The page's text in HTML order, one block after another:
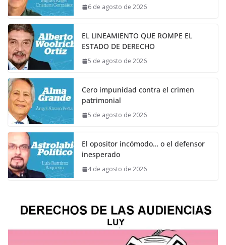
6 de agosto de 2026
EL LINEAMIENTO QUE ROMPE EL
ESTADO DE DERECHO
5 de agosto de 2026
Cero impunidad contra el crimen
patrimonial
5 de agosto de 2026
El opositor incómodo… o el defensor
inesperado
4 de agosto de 2026